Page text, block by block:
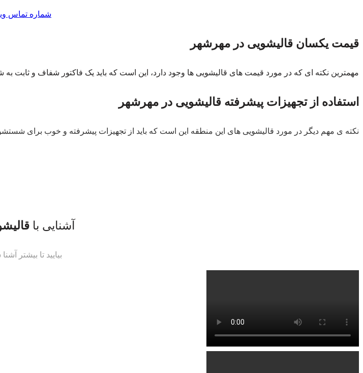
شماره تماس
قیمت یکسان قالیشویی در مهرشهر
مهمترین نکته ای که در مورد قیمت های قالیشویی ها وجود دارد، این است که باید یک فاکتور شفاف و ثابت به
استفاده از تجهیزات پیشرفته قالیشویی در مهرشهر
نکته ی مهم دیگر در مورد قالیشویی های این منطقه این است که باید از تجهیزات پیشرفته و خوب برای
آشنایی با
بیایید تا بیشتر